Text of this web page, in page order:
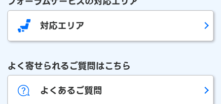
対応エリア
よく寄せられるご質問はこちら
よくあるご質問